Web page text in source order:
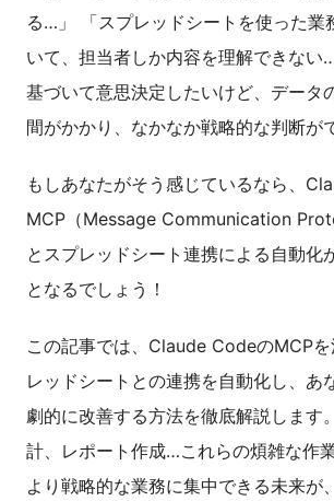
る…」 「スプレッドシートを使った業
いて、担当者しか内容を理解できない
基づいて意思決定したいけど、データ
間がかかり、なかなか戦略的な判断が
もしあなたがそう感じているなら、
MCP（Message Communication
とスプレッドシート連携による自動化
となるでしょう！
この記事では、Claude CodeのMCP
レッドシートとの連携を自動化し、あ
劇的に改善する方法を徹底解説します
計、レポート作成…これらの煩雑な作
より戦略的な業務に集中できる未来が